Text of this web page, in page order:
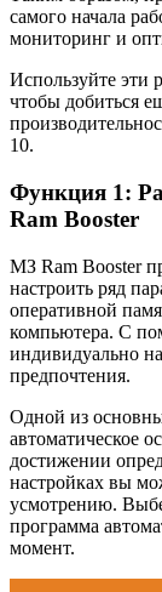
самого начала
мониторинг и
Используйте эти
чтобы добиться
10.
Функция 1:
Ram Booster
МЗ Ram Booster
настроить ряд
оперативной
компьютера. С
индивидуально
предпочтения.
Одной из
автоматическое
достижении
настройках вы
усмотрению.
программа
момент.